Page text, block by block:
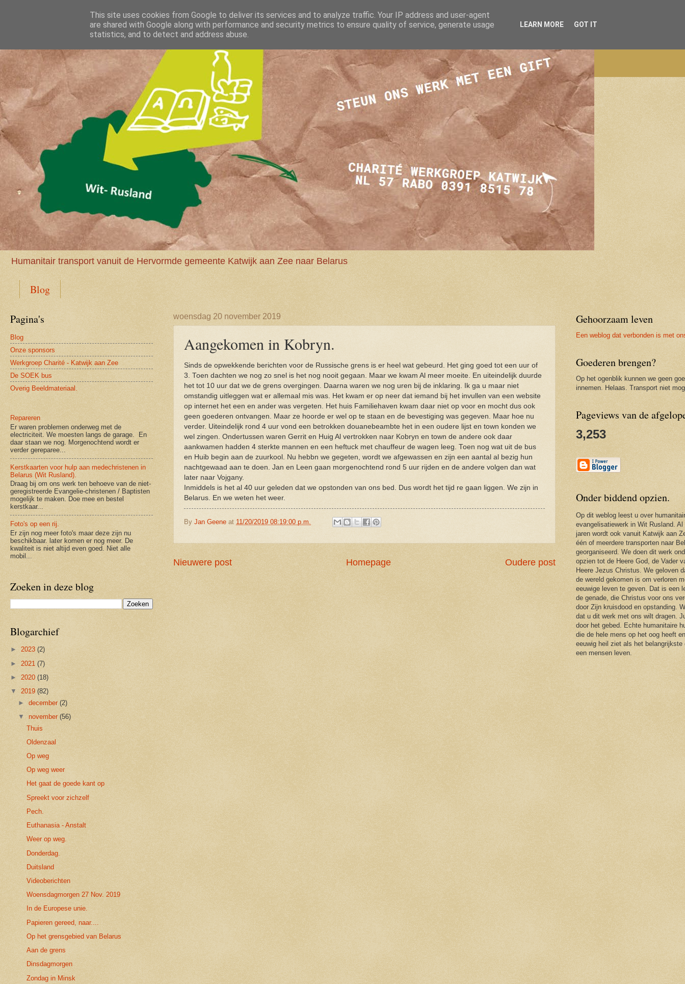
Humanitair transport vanuit de Hervormde gemeente Katwijk aan Zee naar Belarus
Blog
woensdag 20 november 2019
Aangekomen in Kobryn.
Sinds de opwekkende berichten voor de Russische grens is er heel wat gebeurd. Het ging goed tot een uur of
3. Toen dachten we nog zo snel is het nog nooit gegaan. Maar we kwam Al meer moeite. En uiteindelijk duurde
het tot 10 uur dat we de grens overgingen. Daarna waren we nog uren bij de inklaring. Ik ga u maar niet
omstandig uitleggen wat er allemaal mis was. Het kwam er op neer dat iemand bij het invullen van een website
op internet het een en ander was vergeten. Het huis Familiehaven kwam daar niet op voor en mocht dus ook
geen goederen ontvangen. Maar ze hoorde er wel op te staan en de bevestiging was gegeven. Maar hoe nu
verder. Uiteindelijk rond 4 uur vond een betrokken douanebeambte het in een oudere lijst en town konden we
wel zingen. Ondertussen waren Gerrit en Huig Al vertrokken naar Kobryn en town de andere ook daar
aankwamen hadden 4 sterkte mannen en een heftuck met chauffeur de wagen leeg. Toen nog wat uit de bus
en Huib begin aan de zuurkool. Nu hebbn we gegeten, wordt we afgewassen en zijn een aantal al bezig hun
nachtgewaad aan te doen. Jan en Leen gaan morgenochtend rond 5 uur rijden en de andere volgen dan wat
later naar Vojgany.
Inmiddels is het al 40 uur geleden dat we opstonden van ons bed. Dus wordt het tijd re gaan liggen. We zijn in
Belarus. En we weten het weer.
By Jan Geene at 11/20/2019 08:19:00 p.m.
Nieuwere post Oudere post
Homepage
Pagina's
Blog
Onze sponsors
Werkgroep Charité - Katwijk aan Zee
De SOEK bus
Overig Beeldmateriaal.
Repareren
Er waren problemen onderweg met de
electriciteit. We moesten langs de garage. En
daar staan we nog. Morgenochtend wordt er
verder gereparee...
Kerstkaarten voor hulp aan medechristenen in
Belarus (Wit Rusland).
Draag bij om ons werk ten behoeve van de niet-
geregistreerde Evangelie-christenen / Baptisten
mogelijk te maken. Doe mee en bestel
kerstkaar...
Foto's op een rij.
Er zijn nog meer foto's maar deze zijn nu
beschikbaar. later komen er nog meer. De
kwaliteit is niet altijd even goed. Niet alle
mobil...
Zoeken in deze blog
Blogarchief
► 2023 (2)
► 2021 (7)
► 2020 (18)
▼
2019 (82)
►december (2)
▼
november (56)
Thuis
Oldenzaal
Op weg
Op weg weer
Het gaat de goede kant op
Spreekt voor zichzelf
Pech.
Euthanasia - Anstalt
Weer op weg.
Donderdag.
Duitsland
Videoberichten
Woensdagmorgen 27 Nov. 2019
In de Europese unie.
Papieren gereed, naar....
Op het grensgebied van Belarus
Aan de grens
Dinsdagmorgen
Zondag in Minsk
Gehoorzaam leven
Een weblog dat verbonden is met
Goederen brengen?
Op het ogenblik kunnen we geen
innemen. Helaas. Transport niet
Pageviews van de
3,253
Onder biddend opzien.
Op dit weblog leest u over
evangelisatiewerk in Wit Rusland. Al
jaren wordt ook vanuit Katwijk aan
één of meerdere transporten naar
georganiseerd. We doen dit werk
opzien tot de Heere God, de Vader
Heere Jezus Christus. We geloven
de wereld gekomen is om verloren
eeuwige leven te geven. Dat is een
de genade, die Christus voor ons
door Zijn kruisdood en opstanding.
dat u dit werk met ons wilt dragen.
door het gebed. Echte humanitaire
die de hele mens op het oog heeft
eeuwig heil ziet als het belangrijkste
een mensen leven.
This site uses cookies from Google to deliver its services and to analyze traffic. Your IP address and user-agent
are shared with Google along with performance and security metrics to ensure quality of service, generate usage
statistics, and to detect and address abuse.
LEARN MORE GOT IT